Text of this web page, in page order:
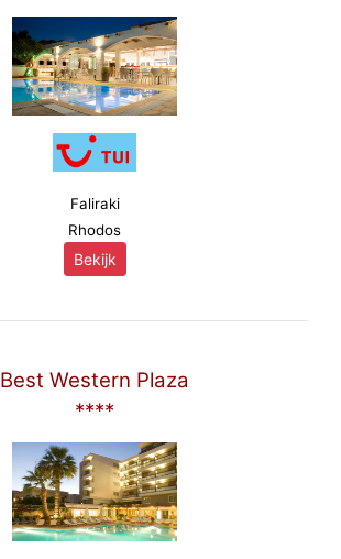
Faliraki
Rhodos
Bekijk
Best Western Plaza
****